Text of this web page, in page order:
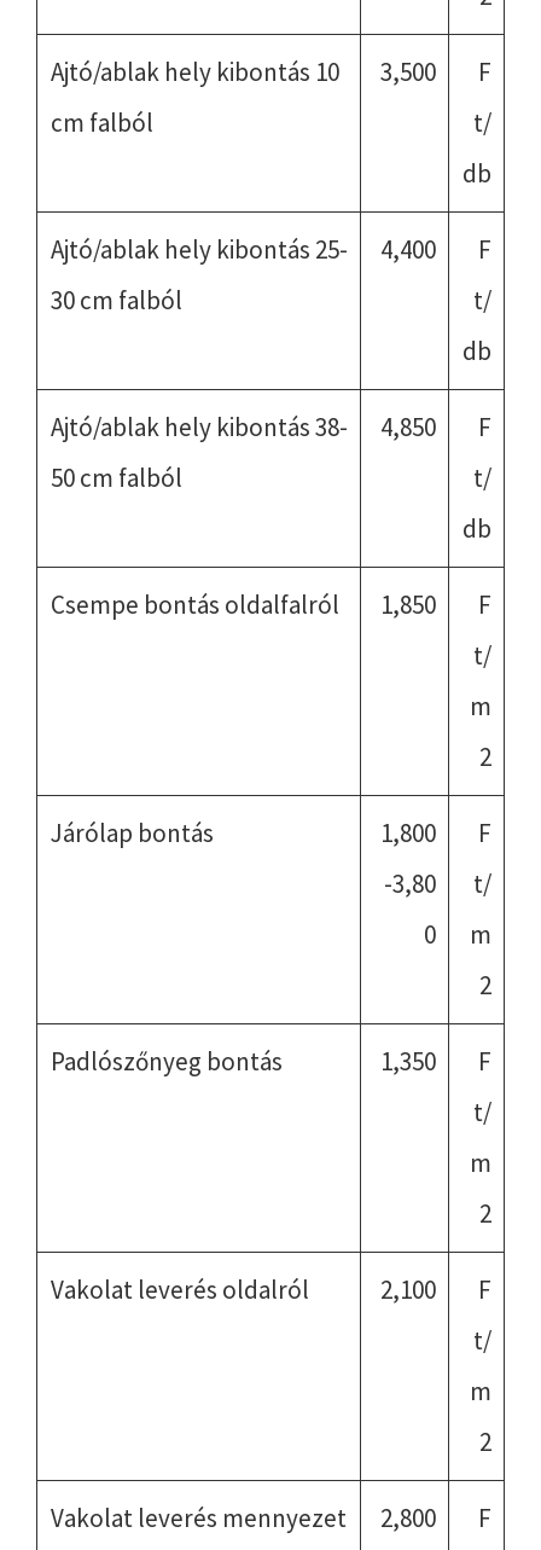
Ajtó/ablak hely kibontás 10
cm falból
3,500
F
t/
db
Ajtó/ablak hely kibontás 25-
30 cm falból
4,400
F
t/
db
Ajtó/ablak hely kibontás 38-
50 cm falból
4,850
F
t/
db
Csempe bontás oldalfalról 1,850
F
t/
m
2
Járólap bontás
1,800
-3,80
0
F
t/
m
2
Padlószőnyeg bontás 1,350
F
t/
m
2
Vakolat leverés oldalról 2,100
F
t/
m
2
Vakolat leverés mennyezet
2,800
F